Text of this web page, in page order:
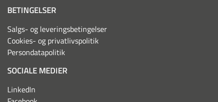
BETINGELSER
Salgs- og leveringsbetingelser
Cookies- og privatlivspolitik
Persondatapolitik
SOCIALE MEDIER
LinkedIn